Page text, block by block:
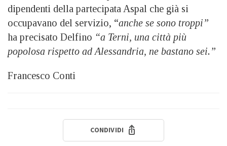
dipendenti della partecipata Aspal che già si
occupavano del servizio, “anche se sono troppi”
ha precisato Delfino “a Terni, una città più
popolosa rispetto ad Alessandria, ne bastano sei.”
Francesco Conti
CONDIVIDI